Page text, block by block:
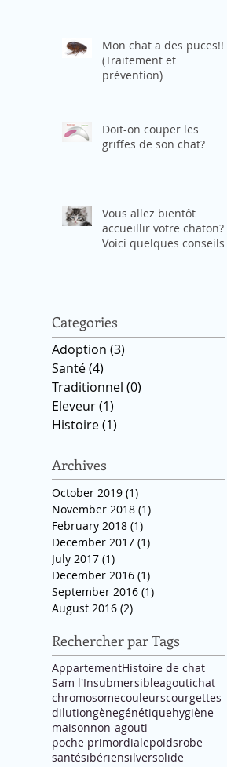
Mon chat a des puces!!!
(Traitement et
prévention)
Doit-on couper les
griffes de son chat?
Vous allez bientôt
accueillir votre chaton?
Voici quelques conseils
Categories
Adoption (3)
Santé(4)
Traditionnel (0)
Eleveur(1)
Histoire(1)
Archives
October 2019 (1)
November 2018 (1)
February 2018 (1)
December 2017 (1)
July 2017 (1)
December 2016 (1)
September 2016 (1)
August 2016 (2)
Rechercher par Tags
AppartementHistoire de chat
Sam l'Insubmersibleagoutichat
chromosomecouleurscourgettes
dilutiongènegénétiquehygiène
maisonnon-agouti
poche primordialepoidsrobe
santésibériensilversolide